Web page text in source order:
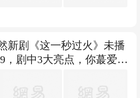
新剧《这一秒过火》未播
，剧中3大亮点，你蕞爱哪